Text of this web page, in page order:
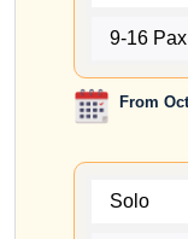
9-16 Pax
From
Solo